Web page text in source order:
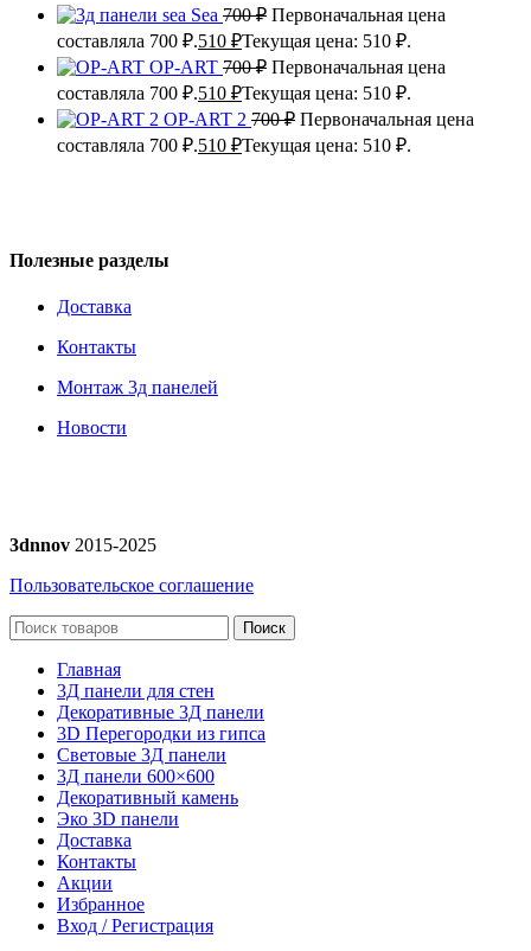
Sea 700₽ Первоначальная цена
составляла 700 ₽.510 ₽Текущая цена: 510 ₽.
OP-ART 700₽ Первоначальная цена
составляла 700 ₽.510 ₽Текущая цена: 510 ₽.
OP-ART 2 700₽ Первоначальная цена
составляла 700 ₽.510 ₽Текущая цена: 510 ₽.
Полезные разделы
Доставка
Контакты
Монтаж 3д панелей
Новости
3dnnov 2015-2025
Пользовательское соглашение
Поиск
Главная
3Д панели для стен
Декоративные 3Д панели
3D Перегородки из гипса
Световые 3Д панели
3Д панели 600×600
Декоративный камень
Эко 3D панели
Доставка
Контакты
Акции
Избранное
Вход / Регистрация